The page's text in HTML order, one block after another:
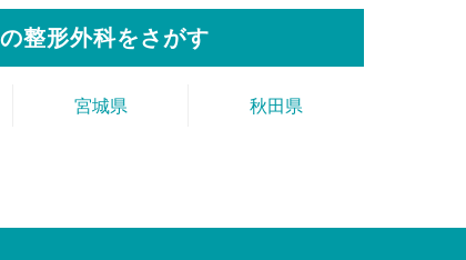
整形外科をさがす
宮城県 秋田県